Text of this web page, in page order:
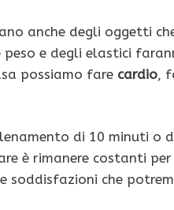
anche degli oggetti
e degli elastici
possiamo fare cardio,
di 10 minuti o
è rimanere costanti
soddisfazioni che